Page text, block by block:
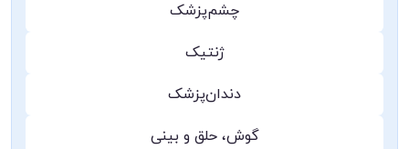
چشم‌پزشک
ژنتیک
دندان‌پزشک
گوش، حلق و بینی